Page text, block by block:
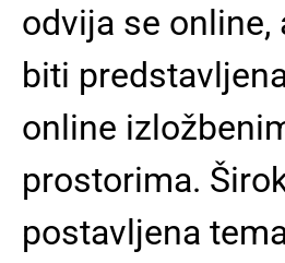
odvija se online,
biti
online
prostorima.
postavljena